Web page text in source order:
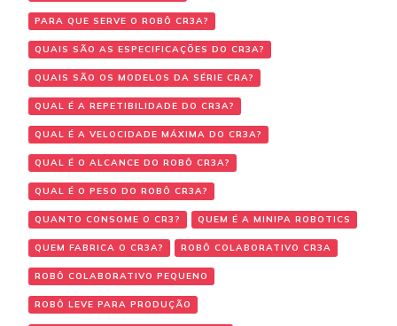
PARA QUE SERVE O ROBÔ CR3A?
QUAIS SÃO AS ESPECIFICAÇÕES DO CR3A?
QUAIS SÃO OS MODELOS DA SÉRIE CRA?
QUAL É A REPETIBILIDADE DO CR3A?
QUAL É A VELOCIDADE MÁXIMA DO CR3A?
QUAL É O ALCANCE DO ROBÔ CR3A?
QUAL É O PESO DO ROBÔ CR3A?
QUANTO CONSOME O CR3? QUEM É A MINIPA ROBOTICS
QUEM FABRICA O CR3A? ROBÔ COLABORATIVO CR3A
ROBÔ COLABORATIVO PEQUENO
ROBÔ LEVE PARA PRODUÇÃO